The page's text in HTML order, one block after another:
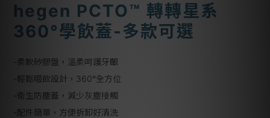
hegen PCTO™ 轉轉星系
360°學飲蓋-多款可選
-柔軟矽膠盤，溫柔呵護牙齦
-輕鬆啜飲設計，360°全方位
-衛生防塵蓋，減少灰塵接觸
-配件簡單，方便拆卸好清洗